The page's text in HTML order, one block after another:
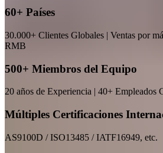
60+ Países
30.000+ Clientes Globales | Ventas por
RMB
500+ Miembros del Equipo
20 años de Experiencia | 40+ Empleados
Múltiples Certificaciones
AS9100D / ISO13485 / IATF16949, etc.